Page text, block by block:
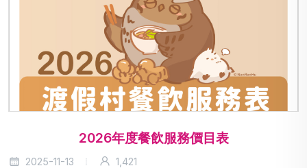
2026年度餐飲服務價目表
2025-11-13 1,421